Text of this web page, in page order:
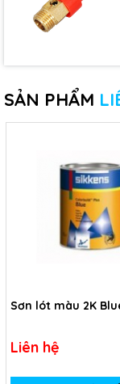
SẢN PHẨM
Sơn lót màu 2K
Liên hệ